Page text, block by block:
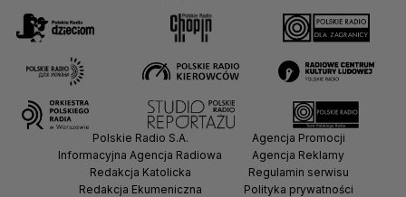
Polskie Radio S.A.
Informacyjna Agencja Radiowa
Redakcja Katolicka
Redakcja Ekumeniczna
Agencja Promocji
Agencja Reklamy
Regulamin serwisu
Polityka prywatności